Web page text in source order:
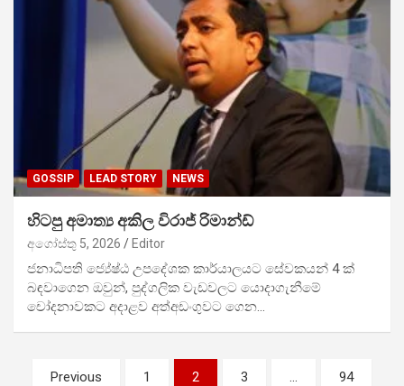
GOSSIP LEAD STORY NEWS
හිටපු අමාත්‍ය අකිල විරාජ් රිමාන්ඩ්
අගෝස්තු 5, 2026 Editor
ජනාධිපති ජ්‍යේෂ්ඨ උපදේශක කාර්යාලයට සේවකයන් 4 ක්
බඳවාගෙන ඔවුන්, පුද්ගලික වැඩවලට යොදාගැනීමේ
චෝදනාවකට අදාළව අත්අඩංගුවට ගෙන…
PostsPrevious 1 2 3 94